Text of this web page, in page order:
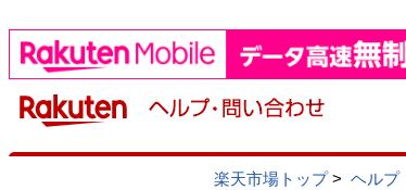
楽天市場トップ> ヘルプ